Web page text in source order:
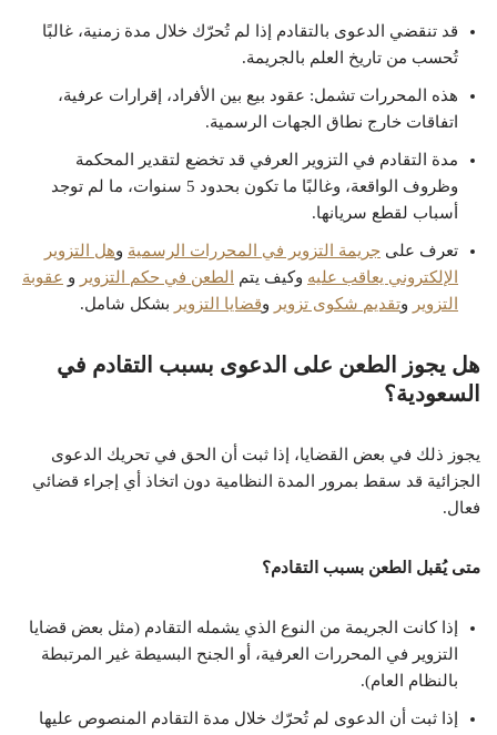
قد تنقضي الدعوى بالتقادم إذا لم تُحرّك خلال مدة زمنية، غالبًا
تُحسب من تاريخ العلم بالجريمة.
هذه المحررات تشمل: عقود بيع بين الأفراد، إقرارات عرفية،
اتفاقات خارج نطاق الجهات الرسمية.
مدة التقادم في التزوير العرفي قد تخضع لتقدير المحكمة
وظروف الواقعة، وغالبًا ما تكون بحدود 5 سنوات، ما لم توجد
أسباب لقطع سريانها.
تعرف على جريمة التزوير في المحررات الرسمية وهل التزوير
الإلكتروني يعاقب عليه وكيف يتم الطعن في حكم التزوير و عقوبة
التزوير وتقديم شكوى تزوير وقضايا التزوير بشكل شامل.
هل يجوز الطعن على الدعوى بسبب التقادم في
السعودية؟
يجوز ذلك في بعض القضايا، إذا ثبت أن الحق في تحريك الدعوى
الجزائية قد سقط بمرور المدة النظامية دون اتخاذ أي إجراء قضائي
فعال.
متى يُقبل الطعن بسبب التقادم؟
إذا كانت الجريمة من النوع الذي يشمله التقادم (مثل بعض قضايا
التزوير في المحررات العرفية، أو الجنح البسيطة غير المرتبطة
بالنظام العام).
إذا ثبت أن الدعوى لم تُحرّك خلال مدة التقادم المنصوص عليها